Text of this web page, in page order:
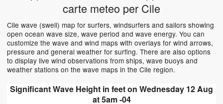
carte meteo per Cile
Cile wave (swell) map for surfers, windsurfers and sailors showing
open ocean wave size, wave period and wave energy. You can
customize the wave and wind maps with overlays for wind arrows,
pressure and general weather for surfing. There are also options
to display live wind observations from ships, wave buoys and
weather stations on the wave maps in the Cile region.
Significant Wave Height in feet on Wednesday 12 Aug
at 5am -04